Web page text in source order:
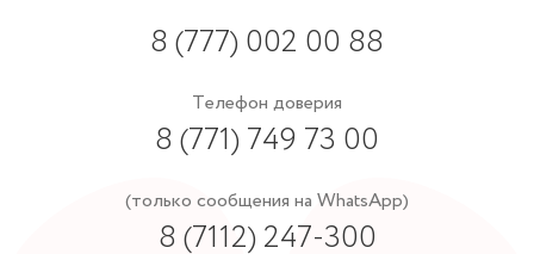
8 (777) 002 00 88
Телефон доверия
8 (771) 749 73 00
(только сообщения на WhatsApp)
8 (7112) 247-300